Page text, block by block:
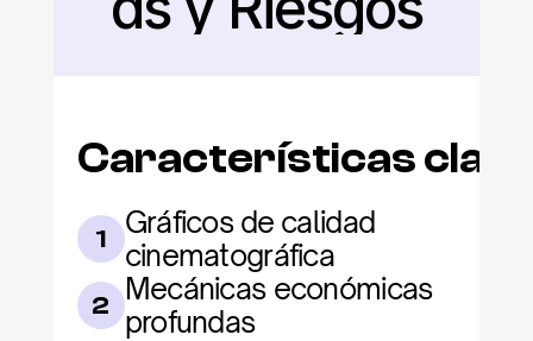
Características
1
Gráficos de calidad
cinematográfica
2 Mecánicas económicas
profundas